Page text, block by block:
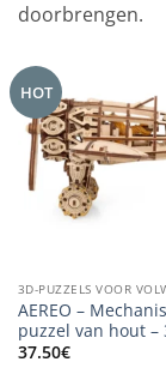
doorbrengen.
HOT
3D-PUZZELS VOOR
AEREO –
puzzel van hout –
37.50€